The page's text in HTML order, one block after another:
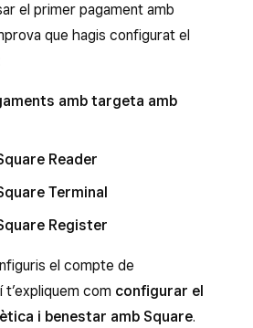
el primer pagament amb
que hagis configurat el
amb targeta amb
Reader
Terminal
Register
el compte de
t’expliquem com configurar el
i benestar amb Square.